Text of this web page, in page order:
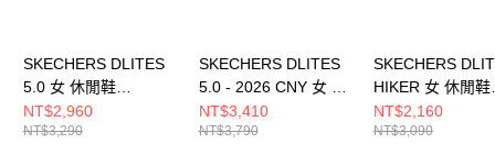
SKECHERS DLITES
5.0 女 休閒鞋
150526OWGR
NT$2,960
NT$3,290
SKECHERS DLITES
5.0 - 2026 CNY 女 休
閒鞋 800033WRD
NT$3,410
NT$3,790
SKECHERS
HIKER 女 休閒鞋
180211CRW
NT$2,160
NT$3,090